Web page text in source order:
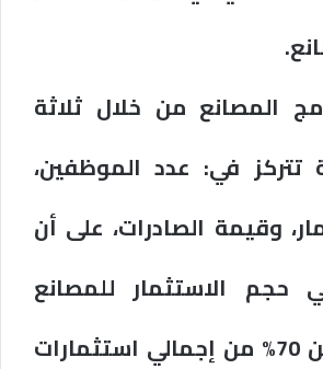
المصانع من خلال ثلاثة
تتركز في: عدد الموظفين،
وقيمة الصادرات، على أن
حجم الاستثمار للمصانع
الرائدة أكثر من 70% من إجمالي استثمارات